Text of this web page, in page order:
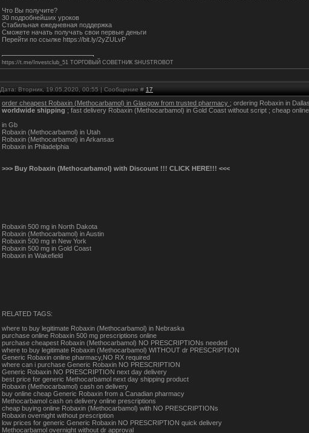
Что Вы получите?
30 подробнейших уроков
Стабильная ежедневная поддержка
Сможете начать получать свои первые деньги
Перейти по ссылке https://bit.ly/2yZULvP
https://t.me/Investclub_51 ТОРГОВЫЙ СОВЕТНИК SHUSTROBOT
Дата: Вторник, 19.05.2020, 00:55 | Сообщение # 17
order cheapest Robaxin (Methocarbamol) in Glasgow from trusted pharmacy ; ordering Robaxin in
worldwide shipping ; fast delivery Robaxin (Methocarbamol) in Gold Coast without script ; cheap
in Gb
Robaxin (Methocarbamol) in Utah
Robaxin (Methocarbamol) in Arkansas
Robaxin in Philadelphia
>>> Buy Robaxin (Methocarbamol) with Discount !!! CLICK HERE!!! <<<
Robaxin 500 mg in North Dakota
Robaxin (Methocarbamol) in Austin
Robaxin 500 mg in New York
Robaxin 500 mg in Gold Coast
Robaxin in Wakefield
RELATED TAGS:
where to buy legitimate Robaxin (Methocarbamol) in Nebraska
purchase online Robaxin 500 mg prescriptions online
purchase cheapest Robaxin (Methocarbamol) NO PRESCRIPTIONs needed
where to buy legitimate Robaxin (Methocarbamol) WITHOUT dr PRESCRIPTION
Generic Robaxin online pharmacy,NO RX required
where can i purchase Generic Robaxin NO PRESCRIPTION
Generic Robaxin NO PRESCRIPTION next day delivery
best price for generic Methocarbamol next day shipping product
Robaxin (Methocarbamol) cash on delivery
buy online cheap Generic Robaxin from a Canadian pharmacy
Methocarbamol cash on delivery online prescriptions
cheap buying online Robaxin (Methocarbamol) with NO PRESCRIPTIONs
Robaxin overnight without prescription
low prices for generic Generic Robaxin NO PRESCRIPTION quick delivery
Methocarbamol overnight without dr approval